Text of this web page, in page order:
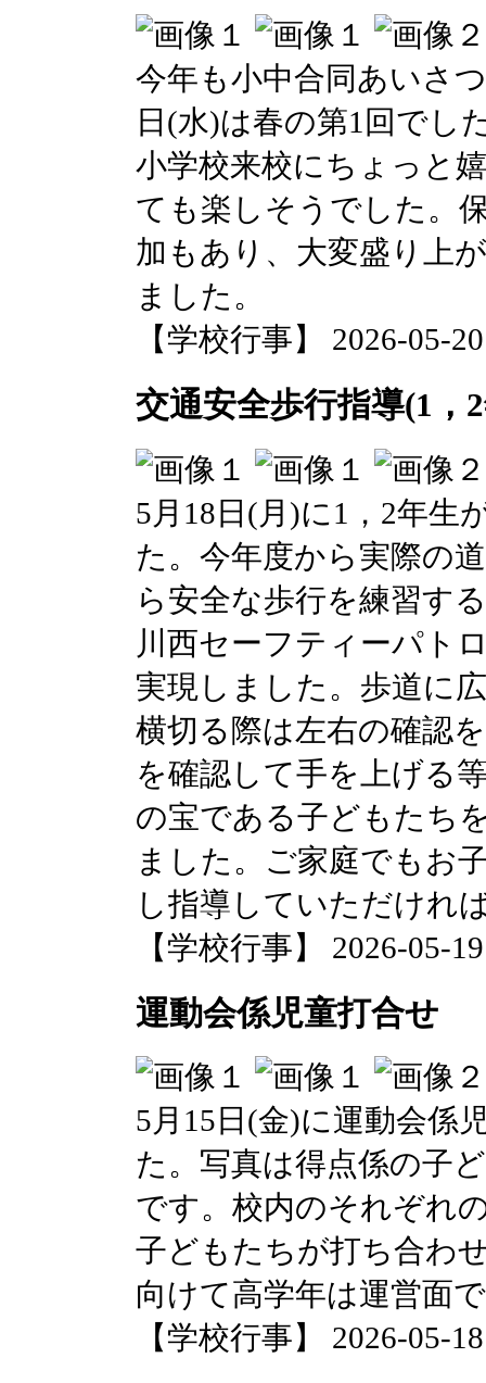
今年も小中合同あいさ
日(水)は春の第1回でし
小学校来校にちょっと
ても楽しそうでした。
加もあり、大変盛り上
ました。
【学校行事】 2026-05-
交通安全歩行指導(1，
5月18日(月)に1，2年生
た。今年度から実際の
ら安全な歩行を練習す
川西セーフティーパト
実現しました。歩道に
横切る際は左右の確認
を確認して手を上げる
の宝である子どもたち
ました。ご家庭でもお
し指導していただけれ
【学校行事】 2026-05-
運動会係児童打合せ
5月15日(金)に運動会係
た。写真は得点係の子
です。校内のそれぞれ
子どもたちが打ち合わ
向けて高学年は運営面
【学校行事】 2026-05-